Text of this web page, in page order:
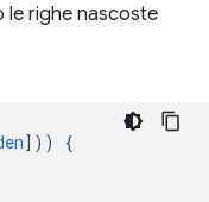
le righe nascoste
]))
{